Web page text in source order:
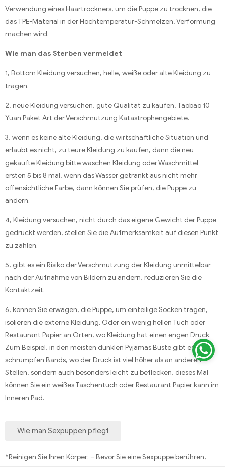
Verwendung eines Haartrockners, um die Puppe zu trocknen, die
das TPE-Material in der Hochtemperatur-Schmelzen, Verformung
machen wird.
Wie man das Sterben vermeidet
1, Bottom Kleidung versuchen, helle, weiße oder alte Kleidung zu
tragen.
2, neue Kleidung versuchen, gute Qualität zu kaufen, Taobao 10
Yuan Paket Art der Verschmutzung Katastrophengebiete.
3, wenn es keine alte Kleidung, die wirtschaftliche Situation und
erlaubt es nicht, zu teure Kleidung zu kaufen, dann die neu
gekaufte Kleidung bitte waschen Kleidung oder Waschmittel
ersten 5 bis 8 mal, wenn das Wasser getränkt aus nicht mehr
offensichtliche Farbe, dann können Sie prüfen, die Puppe zu
ändern.
4, Kleidung versuchen, nicht durch das eigene Gewicht der Puppe
gedrückt werden, stellen Sie die Aufmerksamkeit auf diesen Punkt
zu zahlen.
5, gibt es ein Risiko der Verschmutzung der Kleidung unmittelbar
nach der Aufnahme von Bildern zu ändern, reduzieren Sie die
Kontaktzeit.
6, können Sie erwägen, die Puppe, um einteilige Socken tragen,
isolieren die externe Kleidung. Oder ein wenig hellen Tuch oder
Restaurant Papier an Orten, wo Kleidung hat einen engen Druck.
Zum Beispiel, in den meisten dunklen Pyjamas Büste gibt es
schrumpfen Bands, wo der Druck ist viel höher als an anderen
Stellen, sondern auch besonders leicht zu beflecken, dieses Mal
können Sie ein weißes Taschentuch oder Restaurant Papier kann im
Inneren Pad.
Wie man Sexpuppen pflegt
*Reinigen Sie Ihren Körper: – Bevor Sie eine Sexpuppe berühren,